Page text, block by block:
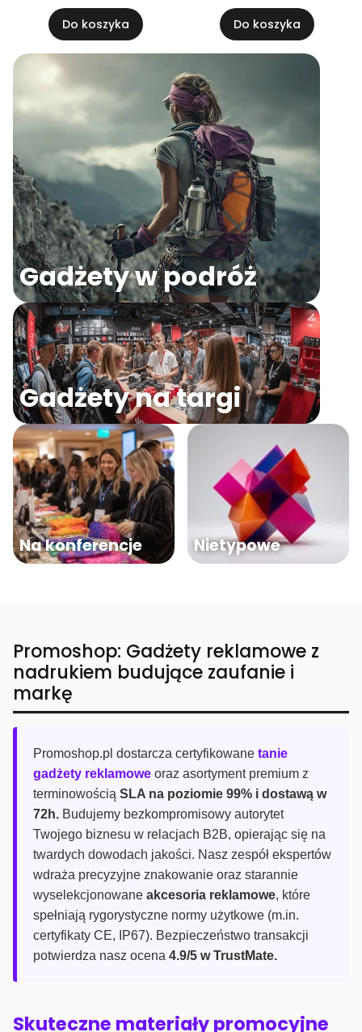
Do koszyka Do koszyka
Gadżety w podróż
Gadżety na targi
Na konferencje Nietypowe
Promoshop: Gadżety reklamowe z
nadrukiem budujące zaufanie i
markę
Promoshop.pl dostarcza certyfikowane tanie
gadżety reklamowe oraz asortyment premium z
terminowością SLA na poziomie 99% i dostawą w
72h. Budujemy bezkompromisowy autorytet
Twojego biznesu w relacjach B2B, opierając się na
twardych dowodach jakości. Nasz zespół ekspertów
wdraża precyzyjne znakowanie oraz starannie
wyselekcjonowane akcesoria reklamowe, które
spełniają rygorystyczne normy użytkowe (m.in.
certyfikaty CE, IP67). Bezpieczeństwo transakcji
potwierdza nasz ocena 4.9/5 w TrustMate.
Skuteczne materiały promocyjne